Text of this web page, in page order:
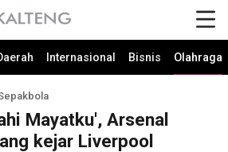
Internasional Bisnis Olahraga
Mayatku', Arsenal
kejar Liverpool